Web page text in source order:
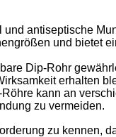
und antiseptische
und bietet
Dip-Rohr
erhalten
kann an
zu vermeiden.
zu kennen,